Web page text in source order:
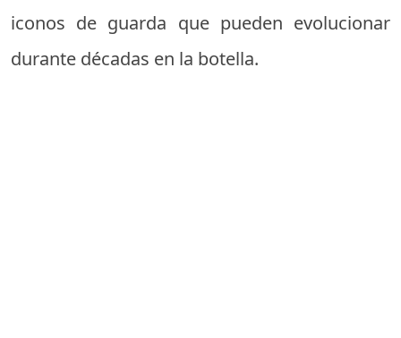
iconos de guarda que pueden evolucionar
durante décadas en la botella.